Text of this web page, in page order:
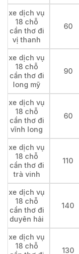
xe dịch vụ
18 chỗ
cần thơ đi
vị thanh
60
xe dịch vụ
18 chỗ
cần thơ đi
long mỹ
90
xe dịch vụ
18 chỗ
cần thơ đi
vĩnh long
60
xe dịch vụ
18 chỗ
cần thơ đi
trà vinh
110
xe dịch vụ
18 chỗ
cần thơ đi
duyên hải
140
xe dịch vụ
18 chỗ
130